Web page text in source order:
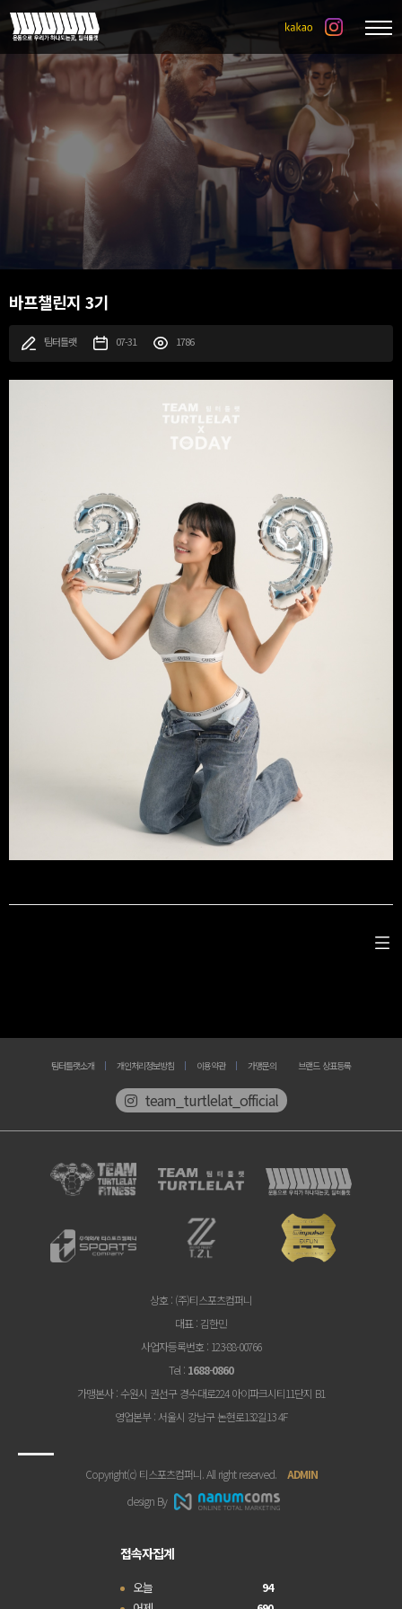
바프챌린지 3기
팀터틀랫 07-31 1786
팀터틀랫소개 개인처리정보방침 이용약관 가맹문의 브랜드 상표등록
team_turtlelat_official
상호 : (주)티스포츠컴퍼니
대표 : 김한민
사업자등록번호 : 123-88-00766
Tel : 1688-0860
가맹본사: 수원시 권선구 경수대로224 아이파크시티11단지 B1
영업본부: 서울시 강남구 논현로132길13 4F
Copyright(c) 티스포츠컴퍼니. All right reserved. ADMIN
design By
접속자집계
오늘 94